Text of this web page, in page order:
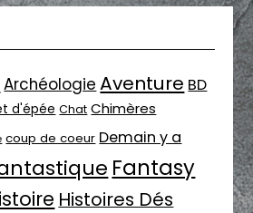
Archéologie Aventure BD
d'épée Chat Chimères
coup de coeur Demain y a
Fantasy
Histoires Dés